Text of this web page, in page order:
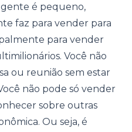
é pequeno,
faz para vender para
para vender
Você não
ou reunião sem estar
não pode só vender
sobre outras
Ou seja, é